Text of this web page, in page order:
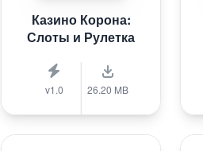
Казино Корона:
Слоты и Рулетка
v1.0 26.20 MB